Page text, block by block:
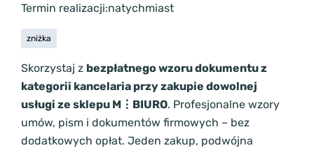
Termin realizacji:natychmiast
zniżka
Skorzystaj z bezpłatnego wzoru dokumentu z
kategorii kancelaria przy zakupie dowolnej
usługi ze sklepu M⋮BIURO. Profesjonalne wzory
umów, pism i dokumentów firmowych – bez
dodatkowych opłat. Jeden zakup, podwójna